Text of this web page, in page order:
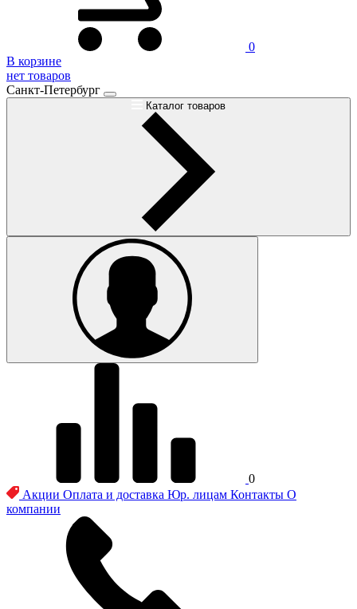
0
В корзине
нет товаров
Санкт-Петербург
Каталог товаров
0
Акции Оплата и доставка Юр. лицам Контакты О
компании